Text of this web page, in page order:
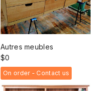
Autres meubles
$0
On order - Contact us